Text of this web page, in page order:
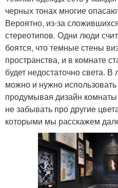
черных тонах многие
Вероятно, из-за
стереотипов. Одни люди
боятся, что темные стены
пространства, и в комнате
будет недостаточно света.
можно и нужно
продумывая дизайн
не забывать про другие
которыми мы расскажем